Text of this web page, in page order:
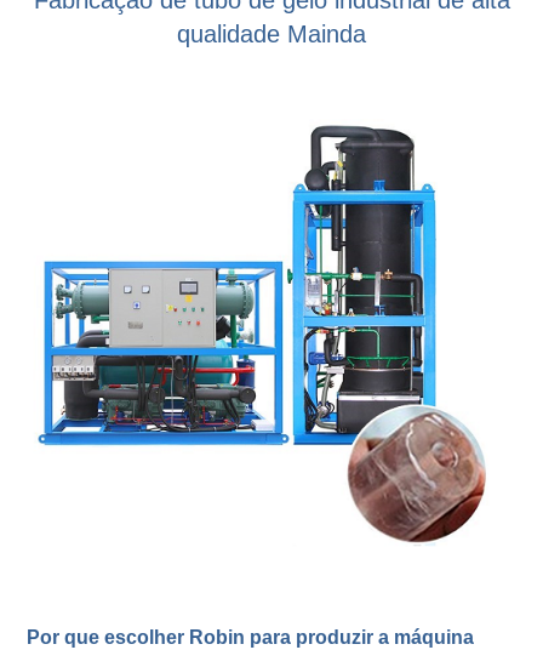
qualidade Mainda
Por que escolher Robin para produzir a máquina